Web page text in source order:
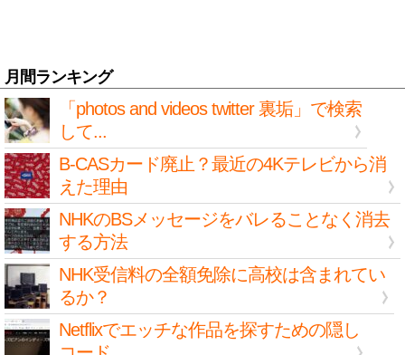
月間ランキング
「photos and videos twitter 裏垢」で検索
して...
B-CASカード廃止？最近の4Kテレビから消
えた理由
NHKのBSメッセージをバレることなく消去
する方法
NHK受信料の全額免除に高校は含まれてい
るか？
Netflixでエッチな作品を探すための隠し